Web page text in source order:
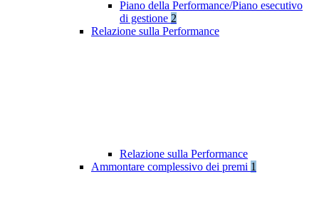
Piano della Performance/Piano esecutivo
di gestione 2
Relazione sulla Performance
Relazione sulla Performance
Ammontare complessivo dei premi 1